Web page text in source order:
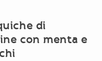
di
con menta e